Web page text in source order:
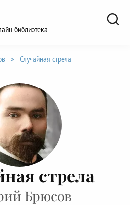
библиотека
» Случайная стрела
стрела
Брюсов